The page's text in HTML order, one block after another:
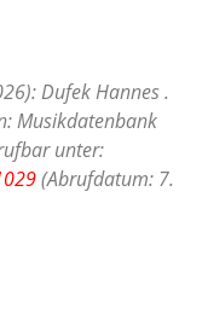
Dufek Hannes .
Musikdatenbank
unter:
(Abrufdatum: 7.